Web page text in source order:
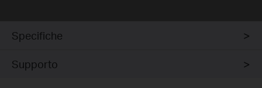
Specifiche
Supporto